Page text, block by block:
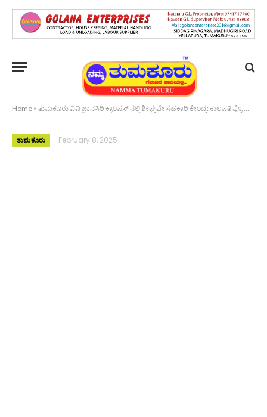
Home » ತುಮಕೂರು ವಿವಿ ಜ್ಞಾನಸಿರಿ ಕ್ಯಾಂಪಸ್‌ ನಲ್ಲಿ ಶೀಘ್ರವೇ ಸಹಕಾರಿ ಕೇಂದ್ರ: ಕುಲಪತಿ ಪ್ರೊ.ಎಂ.ವೆಂಕಟೇಶ್ವರಲು
ತುಮಕೂರು February 8, 2025